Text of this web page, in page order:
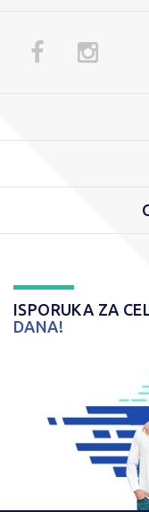
ISPORUKA ZA
DANA!